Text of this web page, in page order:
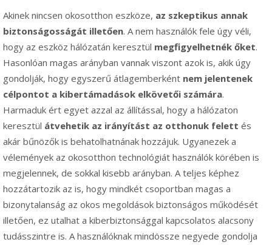
Akinek nincsen okosotthon eszköze, az szkeptikus annak
biztonságosságát illetően. A nem használók fele úgy véli,
hogy az eszköz hálózatán keresztül megfigyelhetnék őket.
Hasonlóan magas arányban vannak viszont azok is, akik úgy
gondolják, hogy egyszerű átlagemberként nem jelentenek
célpontot a kibertámadások elkövetői számára.
Harmaduk ért egyet azzal az állítással, hogy a hálózaton
keresztül átvehetik az irányítást az otthonuk felett és
akár bűnözők is behatolhatnának hozzájuk. Ugyanezek a
vélemények az okosotthon technológiát használók körében is
megjelennek, de sokkal kisebb arányban. A teljes képhez
hozzátartozik az is, hogy mindkét csoportban magas a
bizonytalanság az okos megoldások biztonságos működését
illetően, ez utalhat a kiberbiztonsággal kapcsolatos alacsony
tudásszintre is. A használóknak mindössze negyede gondolja